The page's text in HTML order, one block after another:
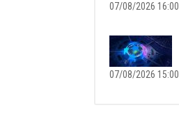
07/08/2026 16:00
07/08/2026 15:00